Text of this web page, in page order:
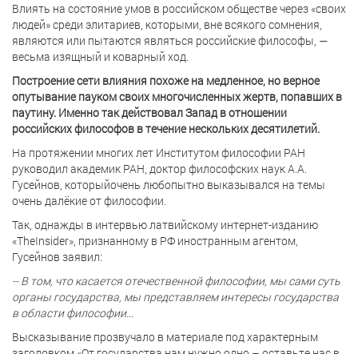
Влиять на состояние умов в российском обществе через «своих
людей» среди элитариев, которыми, вне всякого сомнения,
являются или пытаются являться российские философы, —
весьма изящный и коварный ход.
Построение сети влияния похоже на медленное, но верное
опутывание пауком своих многочисленных жертв, попавших в
паутину. Именно так действовал Запад в отношении
российских философов в течение нескольких десятилетий.
На протяжении многих лет Институтом философии РАН
руководил академик РАН, доктор философских наук А.А.
Гусейнов, которыйочень любопытно выказывался на темы
очень далёкие от философии.
Так, однажды в интервью латвийскому интернет-изданию
«TheInsider», признанному в РФ иностранным агентом,
Гусейнов заявил:
-- В том, что касается отечественной философии, мы сами суть
органы государства, мы представляем интересы государства
в области философии...
Высказывание прозвучало в материале под характерным